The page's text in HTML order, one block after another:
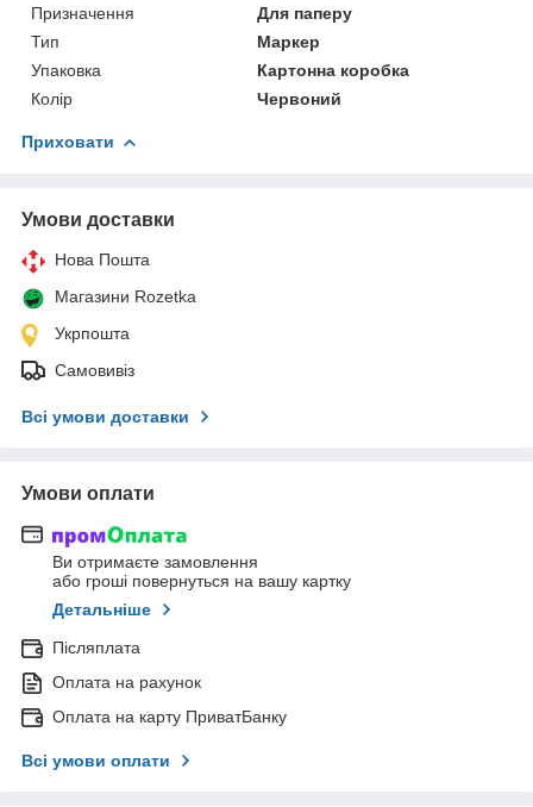
Призначення
Для паперу
Тип
Маркер
Упаковка
Картонна коробка
Колір
Червоний
Приховати
Умови доставки
Нова Пошта
Магазини Rozetka
Укрпошта
Самовивіз
Всі умови доставки
Умови оплати
Ви отримаєте замовлення
або гроші повернуться на вашу картку
Детальніше
Післяплата
Оплата на рахунок
Оплата на карту ПриватБанку
Всі умови оплати